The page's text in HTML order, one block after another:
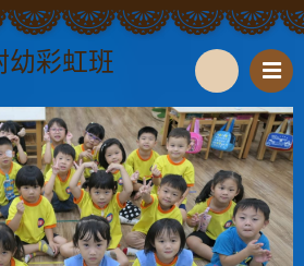
幼彩虹班
S
e
a
r